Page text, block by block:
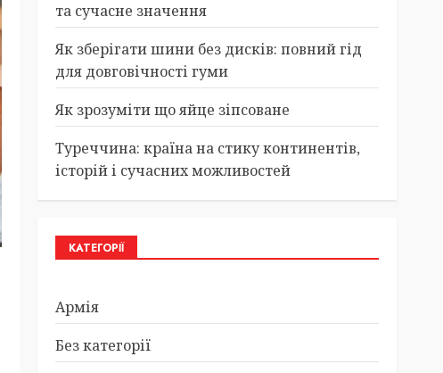
та сучасне значення
Як зберігати шини без дисків: повний гід
для довговічності гуми
Як зрозуміти що яйце зіпсоване
Туреччина: країна на стику континентів,
історій і сучасних можливостей
КАТЕГОРІЇ
Армія
Без категорії